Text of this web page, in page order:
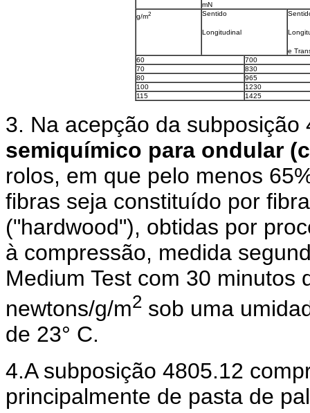
mN
g/m2 Sentido
Longitudinal
e
60
700
70
830
80
965
100
1230
115
1425
3. Na acepção da subposição
semiquímico para ondular
rolos, em que pelo menos
fibras seja constituído por
("hardwood"), obtidas por
à compressão, medida
Medium Test com 30 minutos
newtons/g/m2 sob uma
de 23° C.
4.A subposição 4805.12
principalmente de pasta de